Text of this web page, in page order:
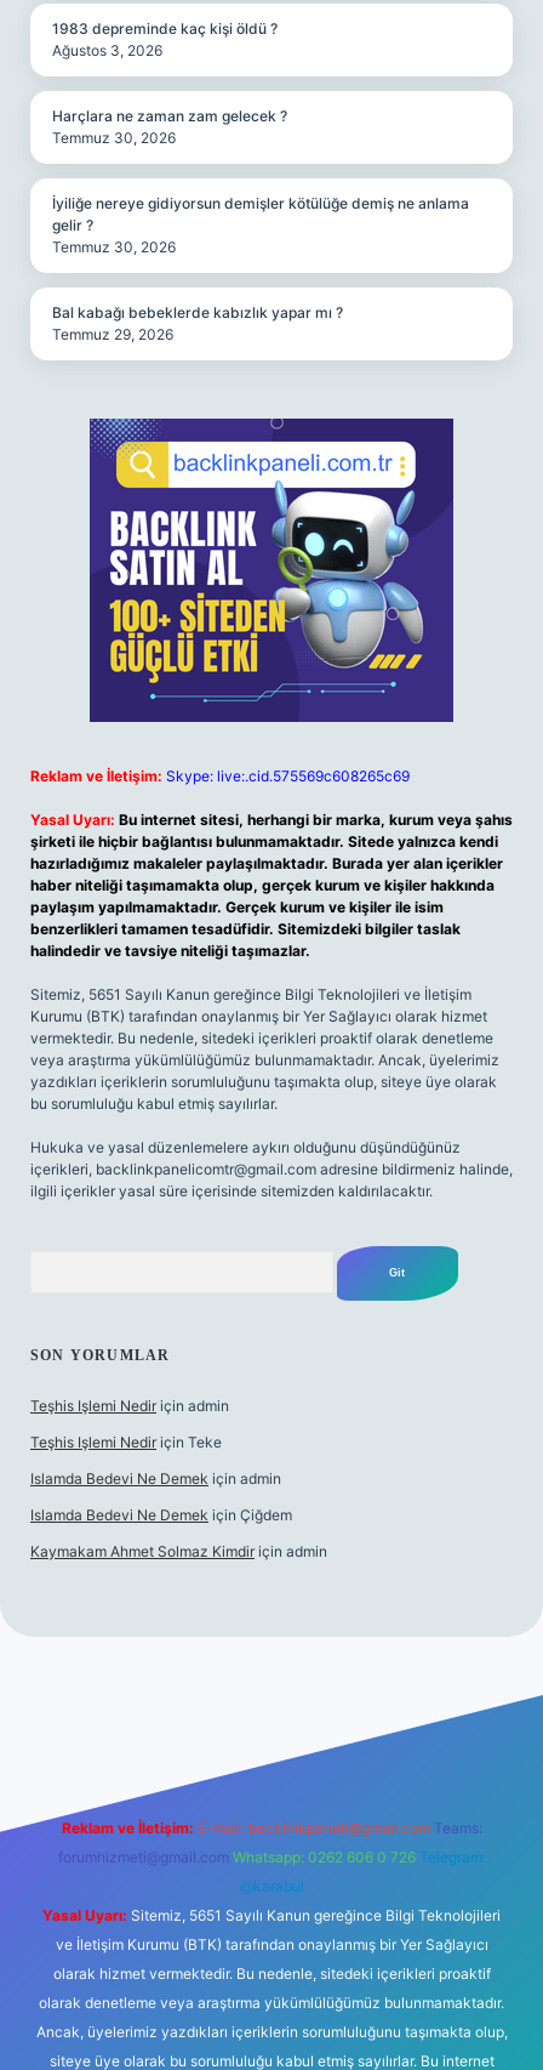
1983 depreminde kaç kişi öldü ?
Ağustos 3, 2026
Harçlara ne zaman zam gelecek ?
Temmuz 30, 2026
İyiliğe nereye gidiyorsun demişler kötülüğe demiş ne anlama
gelir ?
Temmuz 30, 2026
Bal kabağı bebeklerde kabızlık yapar mı ?
Temmuz 29, 2026
Reklam ve İletişim: Skype: live:.cid.575569c608265c69
Yasal Uyarı: Bu internet sitesi, herhangi bir marka, kurum veya şahıs
şirketi ile hiçbir bağlantısı bulunmamaktadır. Sitede yalnızca kendi
hazırladığımız makaleler paylaşılmaktadır. Burada yer alan içerikler
haber niteliği taşımamakta olup, gerçek kurum ve kişiler hakkında
paylaşım yapılmamaktadır. Gerçek kurum ve kişiler ile isim
benzerlikleri tamamen tesadüfidir. Sitemizdeki bilgiler taslak
halindedir ve tavsiye niteliği taşımazlar.
Sitemiz, 5651 Sayılı Kanun gereğince Bilgi Teknolojileri ve İletişim
Kurumu (BTK) tarafından onaylanmış bir Yer Sağlayıcı olarak hizmet
vermektedir. Bu nedenle, sitedeki içerikleri proaktif olarak denetleme
veya araştırma yükümlülüğümüz bulunmamaktadır. Ancak, üyelerimiz
yazdıkları içeriklerin sorumluluğunu taşımakta olup, siteye üye olarak
bu sorumluluğu kabul etmiş sayılırlar.
Hukuka ve yasal düzenlemelere aykırı olduğunu düşündüğünüz
içerikleri, backlinkpanelicomtr@gmail.com adresine bildirmeniz halinde,
ilgili içerikler yasal süre içerisinde sitemizden kaldırılacaktır.
SON YORUMLAR
Teşhis Işlemi Nedir için admin
Teşhis Işlemi Nedir için Teke
Islamda Bedevi Ne Demek için admin
Islamda Bedevi Ne Demek için Çiğdem
Kaymakam Ahmet Solmaz Kimdir için admin
Reklam ve İletişim: E-mail: backlinkpaneli@gmail.com Teams:
forumhizmeti@gmail.com Whatsapp: 0262 606 0 726 Telegram:
@karabul
Yasal Uyarı: Sitemiz, 5651 Sayılı Kanun gereğince Bilgi Teknolojileri
ve İletişim Kurumu (BTK) tarafından onaylanmış bir Yer Sağlayıcı
olarak hizmet vermektedir. Bu nedenle, sitedeki içerikleri proaktif
olarak denetleme veya araştırma yükümlülüğümüz bulunmamaktadır.
Ancak, üyelerimiz yazdıkları içeriklerin sorumluluğunu taşımakta olup,
siteye üye olarak bu sorumluluğu kabul etmiş sayılırlar. Bu internet